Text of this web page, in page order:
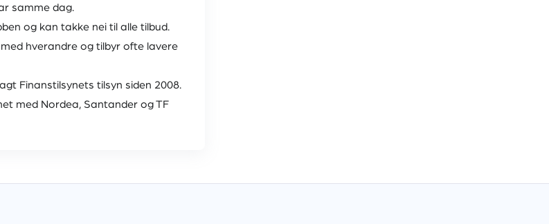
samme dag.
og kan takke nei til alle tilbud.
hverandre og tilbyr ofte lavere
Finanstilsynets tilsyn siden 2008.
med Nordea, Santander og TF